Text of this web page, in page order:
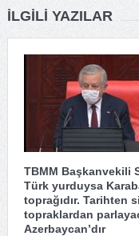
İLGILI YAZILAR
TBMM Başkanvekili
Türk yurduysa
toprağıdır. Tarihten
topraklardan
Azerbaycan’dır